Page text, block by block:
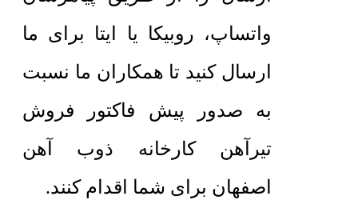
واتساپ، روبیکا یا ایتا برای ما
ارسال کنید تا همکاران ما نسبت
به صدور پیش فاکتور فروش
تیرآهن کارخانه ذوب آهن
اصفهان برای شما اقدام کنند.